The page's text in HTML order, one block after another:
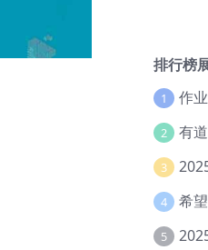
排行榜
1
2
3
4
5